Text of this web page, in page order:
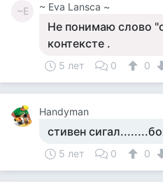
~E ~ Eva Lansca ~
Не понимаю слово
контексте .
5 лет 0 0
Handyman
стивен
5 лет 0 0